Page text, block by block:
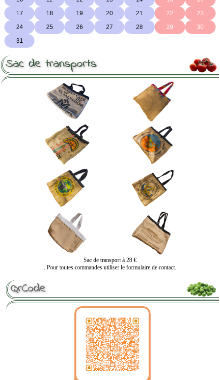
Sac de transports
Sac de transport à 28 €
. Pour toutes commandes utiliser le formulaire de contact.
QrCode